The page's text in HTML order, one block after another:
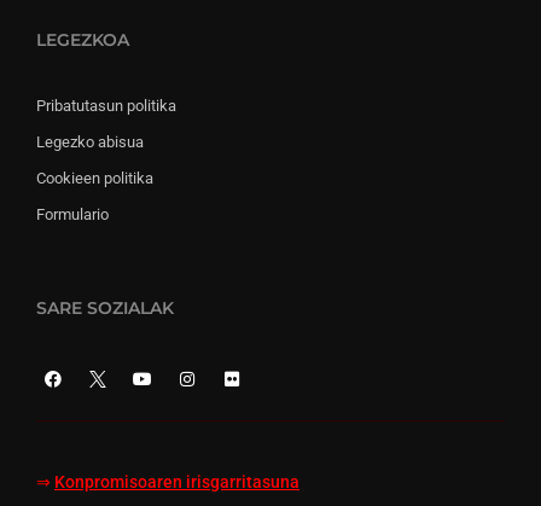
LEGEZKOA
Pribatutasun politika
Legezko abisua
Cookieen politika
Formulario
SARE SOZIALAK
⇒ Konpromisoaren irisgarritasuna